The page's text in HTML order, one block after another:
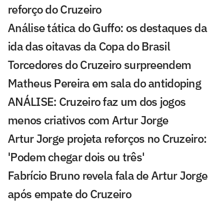
reforço do Cruzeiro
Análise tática do Guffo: os destaques da
ida das oitavas da Copa do Brasil
Torcedores do Cruzeiro surpreendem
Matheus Pereira em sala do antidoping
ANÁLISE: Cruzeiro faz um dos jogos
menos criativos com Artur Jorge
Artur Jorge projeta reforços no Cruzeiro:
'Podem chegar dois ou três'
Fabrício Bruno revela fala de Artur Jorge
após empate do Cruzeiro